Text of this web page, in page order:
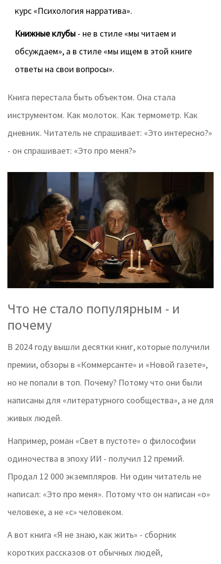
курс «Психология нарратива».
Книжные клубы - не в стиле «мы читаем и
обсуждаем», а в стиле «мы ищем в этой книге
ответы на свои вопросы».
Книга перестала быть объектом. Она стала
инструментом. Как молоток. Как термометр. Как
дневник. Читатель не спрашивает: «Это интересно?»
- он спрашивает: «Это про меня?»
Что не стало популярным - и
почему
В 2024 году вышли десятки книг, которые получили
премии, обзоры в «Коммерсанте» и «Новой газете»,
но не попали в топ. Почему? Потому что они были
написаны для «литературного сообщества», а не для
живых людей.
Например, роман «Свет в пустоте» о философии
одиночества в эпоху ИИ - получил 12 премий.
Продал 12 000 экземпляров. Ни один читатель не
написал: «Это про меня». Потому что он написан «о»
человеке, а не «с» человеком.
А вот книга «Я не знаю, как жить» - сборник
коротких рассказов от обычных людей,